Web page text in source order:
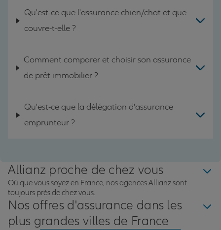
Qu'est-ce que l'assurance chien/chat et que
couvre-t-elle ?
Comment comparer et choisir son assurance
de prêt immobilier ?
Qu'est-ce que la délégation d'assurance
emprunteur ?
Allianz proche de chez vous
Où que vous soyez en France, nos agences Allianz sont
toujours près de chez vous.
Nos offres d'assurance dans les
plus grandes villes de France